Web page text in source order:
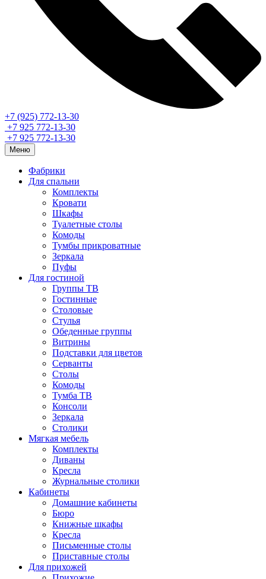
+7 (925) 772-13-30
+7 925 772-13-30
+7 925 772-13-30
Меню
Фабрики
Для спальни
Комплекты
Кровати
Шкафы
Туалетные столы
Комоды
Тумбы прикроватные
Зеркала
Пуфы
Для гостиной
Группы ТВ
Гостинные
Столовые
Стулья
Обеденные группы
Витрины
Подставки для цветов
Серванты
Столы
Комоды
Тумба ТВ
Консоли
Зеркала
Столики
Мягкая мебель
Комплекты
Диваны
Кресла
Журнальные столики
Кабинеты
Домашние кабинеты
Бюро
Книжные шкафы
Кресла
Письменные столы
Приставные столы
Для прихожей